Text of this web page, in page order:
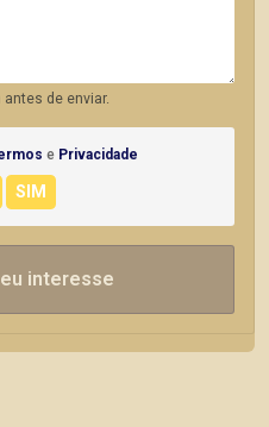
de enviar.
e Privacidade
interesse